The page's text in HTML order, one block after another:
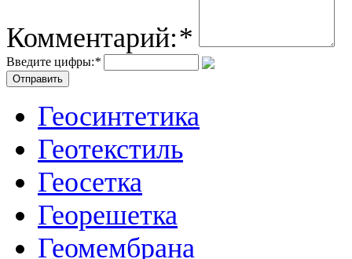
Комментарий:*
Введите цифры:*
Геосинтетика
Геотекстиль
Геосетка
Георешетка
Геомембрана